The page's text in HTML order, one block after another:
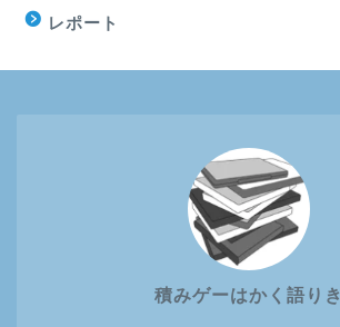
レポート
積みゲーはかく語りき